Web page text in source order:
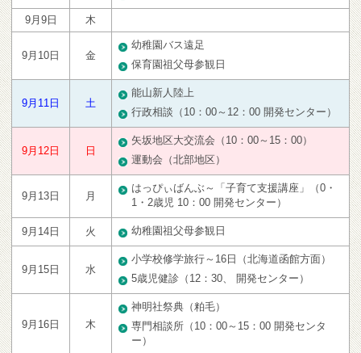
9月9日 木
9月10日 金
幼稚園バス遠足
保育園祖父母参観日
9月11日 土
能山新人陸上
行政相談（10：00～12：00 開発センター）
9月12日 日
矢坂地区大交流会（10：00～15：00）
運動会（北部地区）
9月13日 月
はっぴぃばんぶ～「子育て支援講座」（0・
1・2歳児 10：00 開発センター）
9月14日 火 幼稚園祖父母参観日
9月15日 水
小学校修学旅行～16日（北海道函館方面）
5歳児健診（12：30、 開発センター）
9月16日 木
神明社祭典（粕毛）
専門相談所（10：00～15：00 開発センタ
ー）